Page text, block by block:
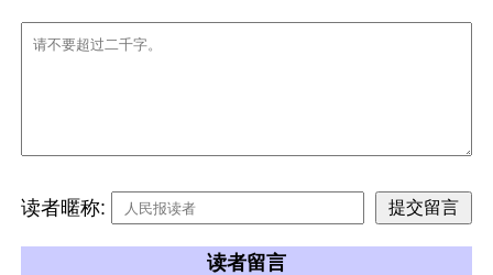
读者暱称:
读者留言